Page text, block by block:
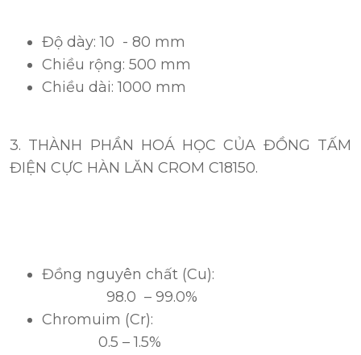
Độ dày: 10 - 80 mm
Chiều rộng: 500 mm
Chiều dài: 1000 mm
3. THÀNH PHẦN HOÁ HỌC CỦA ĐỒNG TẤM
ĐIỆN CỰC HÀN LĂN CROM C18150.
Đồng nguyên chất (Cu):
98.0 – 99.0%
Chromuim (Cr):
0.5 – 1.5%